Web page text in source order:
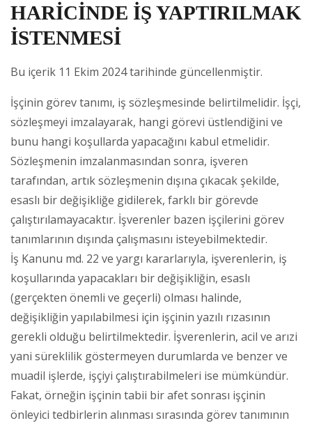
HARİCİNDE İŞ YAPTIRILMAK
İSTENMESİ
Bu içerik 11 Ekim 2024 tarihinde güncellenmiştir.
İşçinin görev tanımı, iş sözleşmesinde belirtilmelidir. İşçi,
sözleşmeyi imzalayarak, hangi görevi üstlendiğini ve
bunu hangi koşullarda yapacağını kabul etmelidir.
Sözleşmenin imzalanmasından sonra, işveren
tarafından, artık sözleşmenin dışına çıkacak şekilde,
esaslı bir değişikliğe gidilerek, farklı bir görevde
çalıştırılamayacaktır. İşverenler bazen işçilerini görev
tanımlarının dışında çalışmasını isteyebilmektedir.
İş Kanunu md. 22 ve yargı kararlarıyla, işverenlerin, iş
koşullarında yapacakları bir değişikliğin, esaslı
(gerçekten önemli ve geçerli) olması halinde,
değişikliğin yapılabilmesi için işçinin yazılı rızasının
gerekli olduğu belirtilmektedir. İşverenlerin, acil ve arızi
yani süreklilik göstermeyen durumlarda ve benzer ve
muadil işlerde, işçiyi çalıştırabilmeleri ise mümkündür.
Fakat, örneğin işçinin tabii bir afet sonrası işçinin
önleyici tedbirlerin alınması sırasında görev tanımının